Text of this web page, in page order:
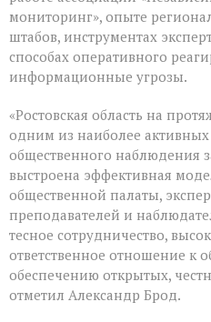
мониторинг», опыте
штабов, инструментах
способах оперативного
информационные угрозы.
«Ростовская область на
одним из наиболее активных
общественного наблюдения
выстроена эффективная
общественной палаты,
преподавателей и
тесное сотрудничество,
ответственное отношение к
обеспечению открытых,
отметил Александр Брод.